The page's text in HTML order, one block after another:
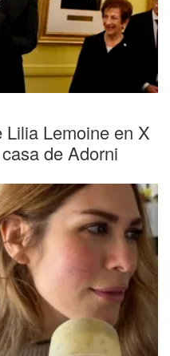
Lemoine en X
de Adorni